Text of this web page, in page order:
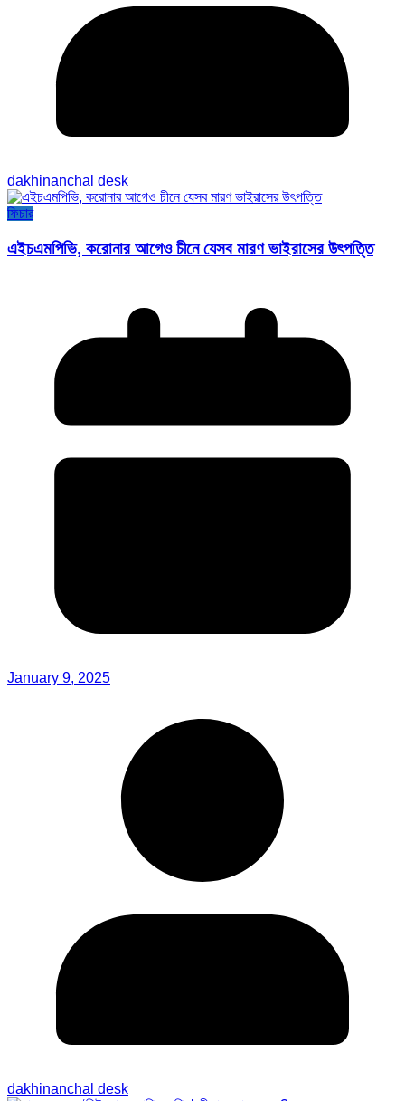
dakhinanchal desk
ফিচার
এইচএমপিভি, করোনার আগেও চীনে যেসব মারণ ভাইরাসের উৎপত্তি
January 9, 2025
dakhinanchal desk